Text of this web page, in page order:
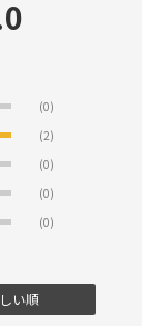
(0)
(2)
(0)
(0)
(0)
い順